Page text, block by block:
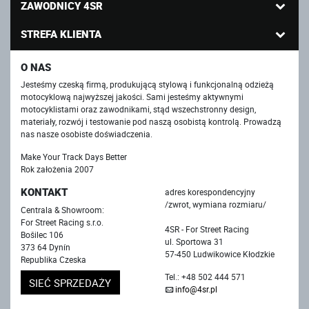
ZAWODNICY 4SR
STREFA KLIENTA
O NAS
Jesteśmy czeską firmą, produkującą stylową i funkcjonalną odzieżą
motocyklową najwyższej jakości. Sami jesteśmy aktywnymi
motocyklistami oraz zawodnikami, stąd wszechstronny design,
materiały, rozwój i testowanie pod naszą osobistą kontrolą. Prowadzą
nas nasze osobiste doświadczenia.
Make Your Track Days Better
Rok założenia 2007
KONTAKT
Centrala & Showroom:
For Street Racing s.r.o.
Bošilec 106
373 64 Dynín
Republika Czeska
SIEĆ SPRZEDAŻY
adres korespondencyjny
/zwrot, wymiana rozmiaru/
4SR - For Street Racing
ul. Sportowa 31
57-450 Ludwikowice Kłodzkie
Tel.: +48 502 444 571
info@4sr.pl